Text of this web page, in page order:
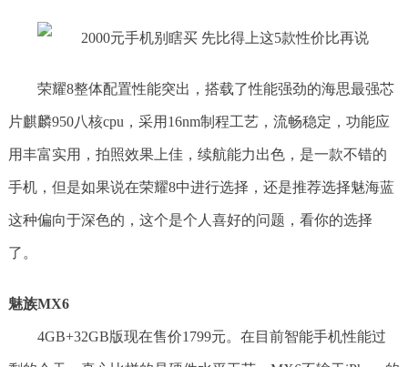
荣耀8整体配置性能突出，搭载了性能强劲的海思最强芯
片麒麟950八核cpu，采用16nm制程工艺，流畅稳定，功能应
用丰富实用，拍照效果上佳，续航能力出色，是一款不错的
手机，但是如果说在荣耀8中进行选择，还是推荐选择魅海蓝
这种偏向于深色的，这个是个人喜好的问题，看你的选择
了。
魅族MX6
4GB+32GB版现在售价1799元。在目前智能手机性能过